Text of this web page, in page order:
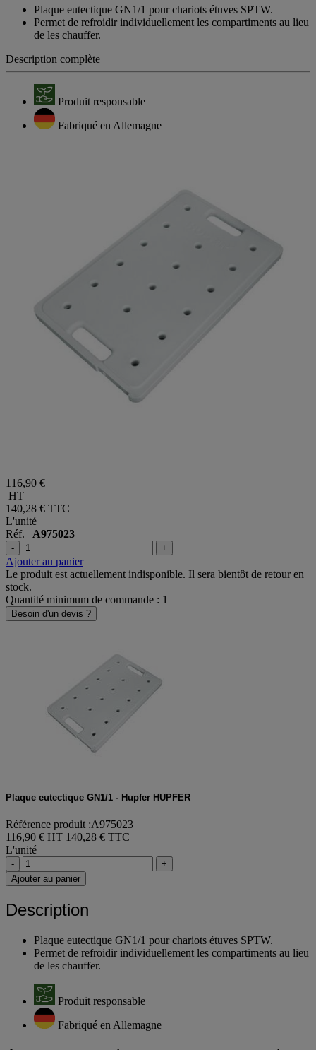
Plaque eutectique GN1/1 pour chariots étuves SPTW.
Permet de refroidir individuellement les compartiments au lieu
Description complète
116,90 €
HT
140,28 €
L'unité
Réf.A975023
- +
Ajouter au panier
Le produit est actuellement indisponible. Il sera bientôt de retour en
stock.
Quantité minimum de commande : 1
Besoin d'un devis ?
Référence produit :A975023
116,90 € HT
L'unité
-
Description
Plaque eutectique GN1/1 pour chariots étuves SPTW.
Permet de refroidir individuellement les compartiments au lieu